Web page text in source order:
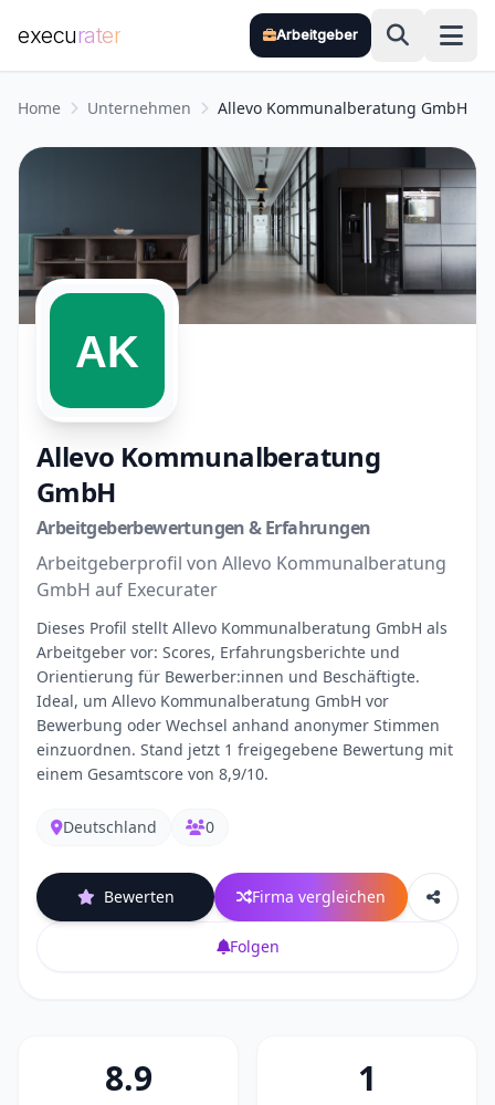
execurater Arbeitgeber
Home Unternehmen Allevo Kommunalberatung GmbH
Allevo Kommunalberatung
GmbH
Arbeitgeberbewertungen & Erfahrungen
Arbeitgeberprofil von Allevo Kommunalberatung
GmbH auf Execurater
Dieses Profil stellt Allevo Kommunalberatung GmbH als
Arbeitgeber vor: Scores, Erfahrungsberichte und
Orientierung für Bewerber:innen und Beschäftigte.
Ideal, um Allevo Kommunalberatung GmbH vor
Bewerbung oder Wechsel anhand anonymer Stimmen
einzuordnen. Stand jetzt 1 freigegebene Bewertung mit
einem Gesamtscore von 8,9/10.
Deutschland 0
Bewerten Firma vergleichen
Folgen
8.9 1